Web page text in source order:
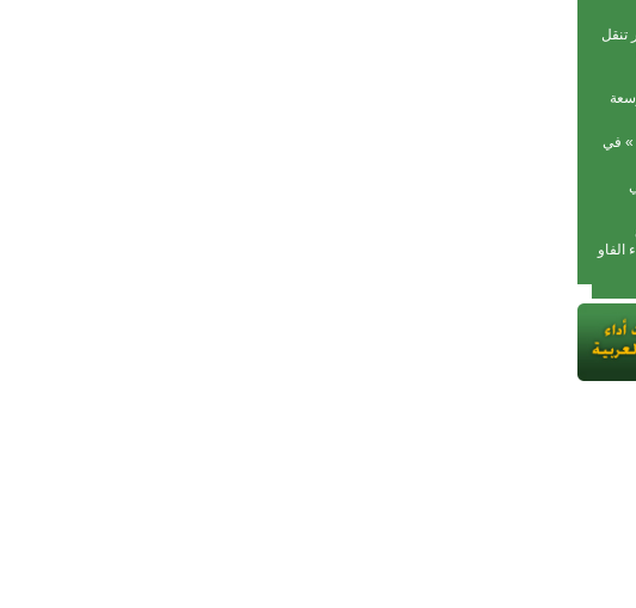
تنقل
» في
الفاو